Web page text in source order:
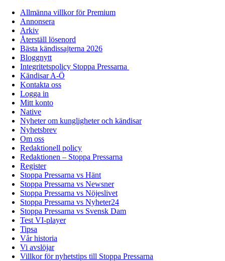
Allmänna villkor för Premium
Annonsera
Arkiv
Återställ lösenord
Bästa kändissajterna 2026
Bloggnytt
Integritetspolicy Stoppa Pressarna
Kändisar A-Ö
Kontakta oss
Logga in
Mitt konto
Native
Nyheter om kungligheter och kändisar
Nyhetsbrev
Om oss
Redaktionell policy
Redaktionen – Stoppa Pressarna
Register
Stoppa Pressarna vs Hänt
Stoppa Pressarna vs Newsner
Stoppa Pressarna vs Nöjeslivet
Stoppa Pressarna vs Nyheter24
Stoppa Pressarna vs Svensk Dam
Test VI-player
Tipsa
Vår historia
Vi avslöjar
Villkor för nyhetstips till Stoppa Pressarna